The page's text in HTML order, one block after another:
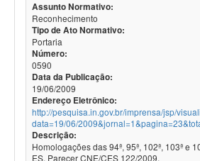
Assunto Normativo:
Reconhecimento
Tipo de Ato Normativo:
Portaria
Número:
0590
Data da Publicação:
19/06/2009
Endereço Eletrônico:
http://pesquisa.in.gov.br/imprensa/jsp/
data=19/06/
Descrição:
Homologações das 94ª, 95ª, 102ª, 103ª e
ES, Parecer CNE/CES 122/2009.